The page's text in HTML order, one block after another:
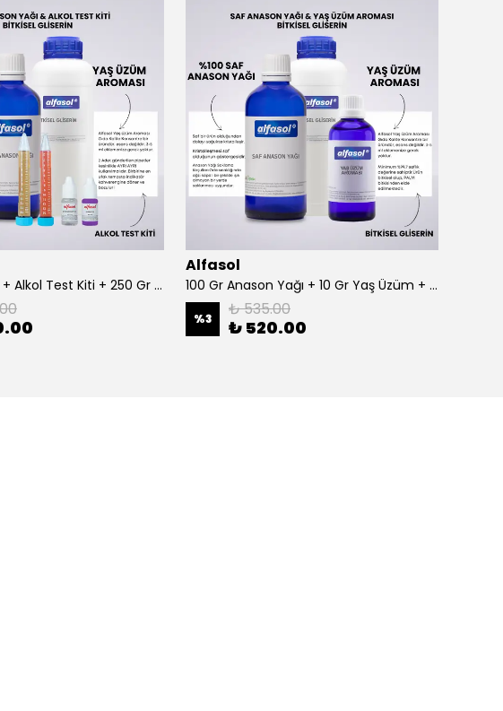
100 Gr Anason + Alkol Test Kiti + 250 Gr Gliserin
Alfasol
100 Gr Anason Yağı + 10 Gr Yaş Üzüm + 250 Gr Gliserin
%3 ₺ 535.00
₺ 520.00